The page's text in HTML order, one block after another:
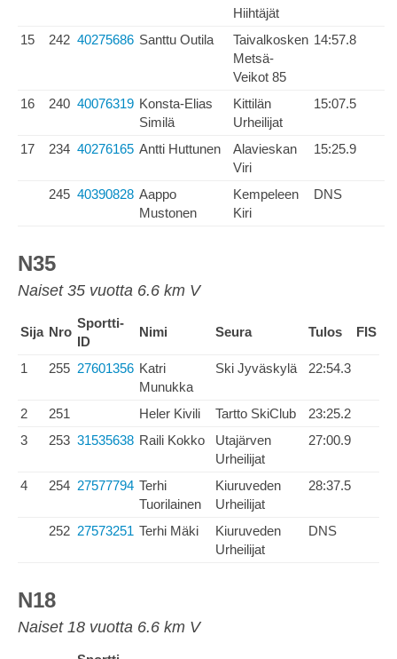
Hiihtäjät
15 242 40275686 Santtu Outila
Taivalkosken
Metsä-
Veikot 85
14:57.8
16 240 40076319 Konsta-Elias
Similä
Kittilän
Urheilijat
15:07.5
17 234 40276165 Antti Huttunen
Alavieskan
Viri
15:25.9
245 40390828 Aappo
Mustonen
Kempeleen
Kiri
DNS
N35
Naiset 35 vuotta 6.6 km V
Sija Nro
Sportti-
ID
Nimi Seura Tulos FIS
1 255 27601356 Katri
Munukka
Ski Jyväskylä 22:54.3
2 251 Heler Kivili Tartto SkiClub
23:25.2
3
253 31535638 Raili Kokko
Utajärven
Urheilijat
27:00.9
4 254 27577794 Terhi
Tuorilainen
Kiuruveden
Urheilijat
28:37.5
252 27573251 Terhi Mäki
Kiuruveden
Urheilijat
DNS
N18
Naiset 18 vuotta 6.6 km V